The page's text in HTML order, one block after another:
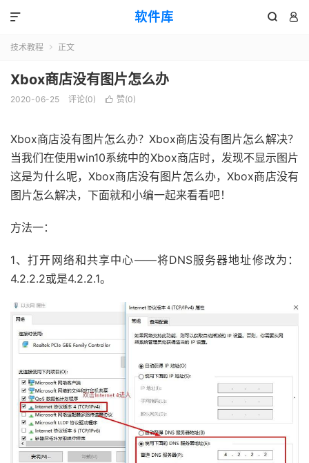
软件库  

技术教程  正文
Xbox商店没有图片怎么办
2020-06-25 评论(0)  赞(0)
Xbox商店没有图片怎么办？Xbox商店没有图片怎么解决？
当我们在使用win10系统中的Xbox商店时，发现不显示图片
这是为什么呢，Xbox商店没有图片怎么办，Xbox商店没有
图片怎么解决，下面就和小编一起来看看吧！
方法一：
1、打开网络和共享中心——将DNS服务器地址修改为：
4.2.2.2或是4.2.2.1。